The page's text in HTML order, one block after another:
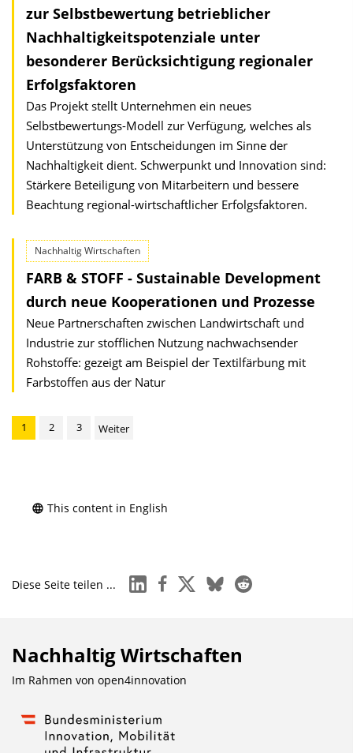
zur Selbstbewertung betrieblicher
Nachhaltigkeitspotenziale unter
besonderer Berücksichtigung regionaler
Erfolgsfaktoren
Das Projekt stellt Unternehmen ein neues
Selbstbewertungs-Modell zur Verfügung, welches als
Unterstützung von Entscheidungen im Sinne der
Nachhaltigkeit dient. Schwerpunkt und Innovation sind:
Stärkere Beteiligung von Mitarbeitern und bessere
Beachtung regional-wirtschaftlicher Erfolgsfaktoren.
Nachhaltig Wirtschaften
FARB & STOFF - Sustainable Development
durch neue Kooperationen und Prozesse
Neue Partnerschaften zwischen Landwirtschaft und
Industrie zur stofflichen Nutzung nachwachsender
Rohstoffe: gezeigt am Beispiel der Textilfärbung mit
Farbstoffen aus der Natur
1 2 3 Weiter
This content in English
Diese Seite teilen ... linkedinfacebook
x blueskyreddit
Nachhaltig Wirtschaften
Im Rahmen von open4innovation